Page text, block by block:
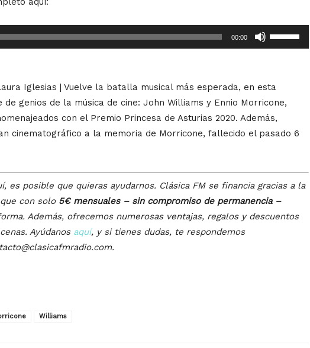
00:00
las
flecha
arriba/abajo
para
aumentar
disminuir
el
volumen.
Iglesias | Vuelve la batalla musical más esperada, en esta
de genios de la música de cine: John Williams y Ennio Morricone,
con el Premio Princesa de Asturias 2020. Además,
cinematográfico a la memoria de Morricone, fallecido el pasado 6
es posible que quieras ayudarnos. Clásica FM se financia gracias a la
con solo 5€ mensuales – sin compromiso de permanencia –
Además, ofrecemos numerosas ventajas, regalos y descuentos
Ayúdanos aquí, y si tienes dudas, te respondemos
Williams